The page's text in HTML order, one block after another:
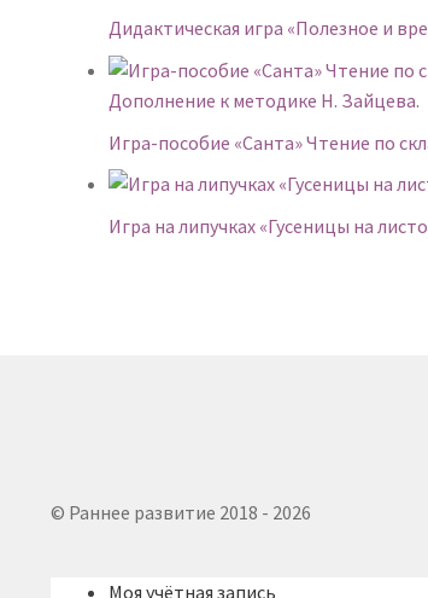
Дидактическая игра «Полезное и
Игра-пособие «Санта» Чтение по
Игра на липучках «Гусеницы на
© Раннее развитие 2018 - 2026
Моя учётная запись